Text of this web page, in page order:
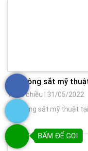
Ban công sắt mỹ
10:43 chiều
31/05/2022
Ban công sắt mỹ thuật
BẤM ĐỂ GỌI